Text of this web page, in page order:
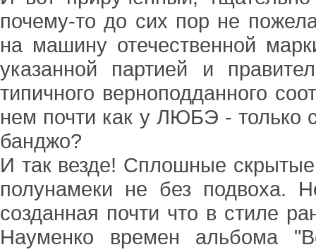
почему-то до сих пор не
на машину отечественной
указанной партией и
типичного верноподданного
нем почти как у ЛЮБЭ - только
банджо?
И так везде! Сплошные
полунамеки не без подвоха.
созданная почти что в стиле
Науменко времен альбома